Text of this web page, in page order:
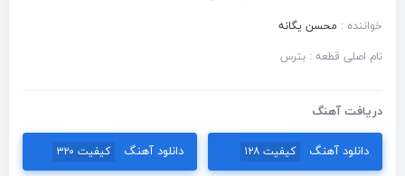
خواننده : محسن یگانه
نام اصلی قطعه : بترس
دریافت آهنگ
دانلود آهنگ کیفیت ۱۲۸ دانلود آهنگ کیفیت ۳۲۰